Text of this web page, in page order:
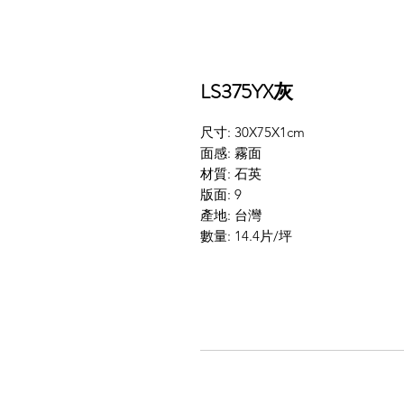
LS375YX灰
尺寸: 30X75X1cm
面感: 霧面
材質: 石英
版面: 9
產地: 台灣
數量: 14.4片/坪